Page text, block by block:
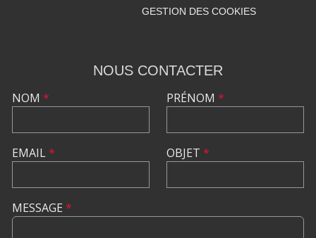
GESTION DES COOKIES
NOUS CONTACTER
NOM *
EMAIL*
PRÉNOM *
OBJET *
MESSAGE *